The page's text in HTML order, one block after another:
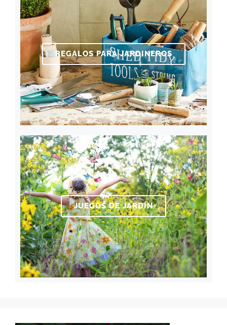
REGALOS PARA JARDINEROS
JUEGOS DE JARDÍN